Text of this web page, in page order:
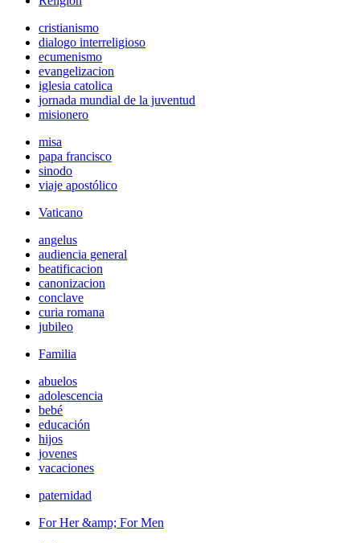
cristianismo
dialogo interreligioso
ecumenismo
evangelizacion
iglesia catolica
jornada mundial de la juventud
misionero
misa
papa francisco
sinodo
viaje apostólico
Vaticano
angelus
audiencia general
beatificacion
canonizacion
conclave
curia romana
jubileo
Familia
abuelos
adolescencia
bebé
educación
hijos
jovenes
vacaciones
paternidad
For Her &amp; For Men